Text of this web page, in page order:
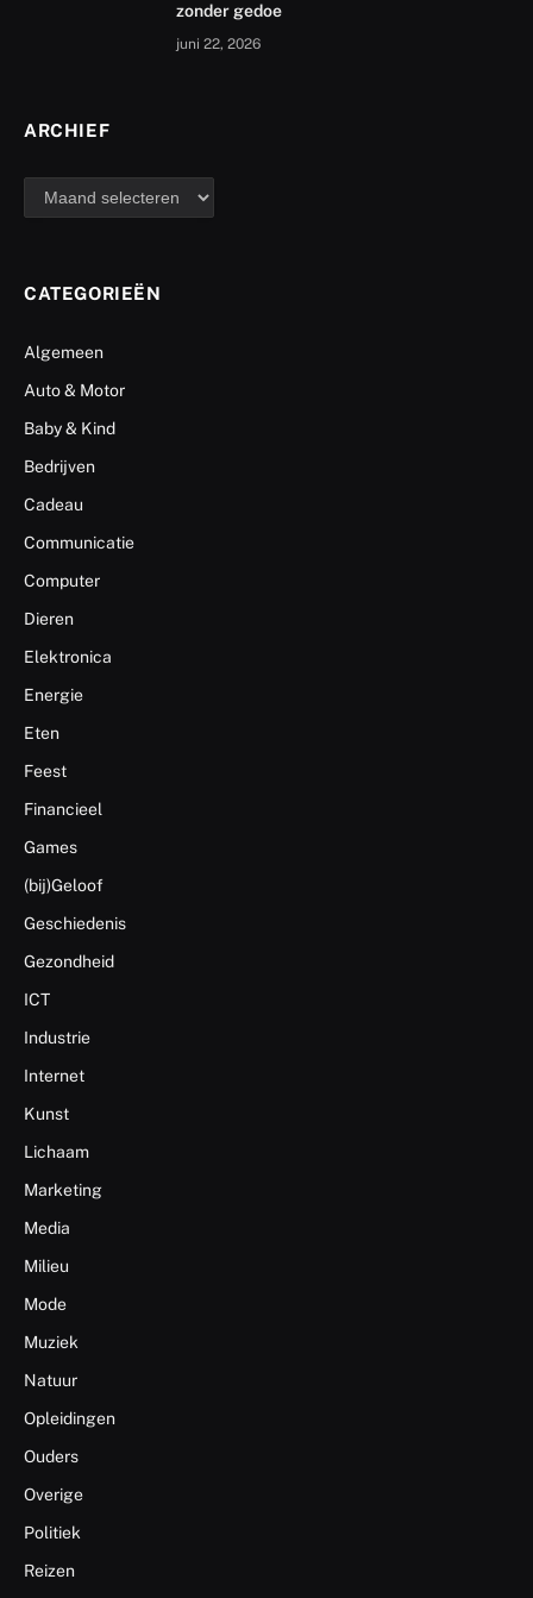
zonder gedoe
juni 22, 2026
ARCHIEF
archief
CATEGORIEËN
Algemeen
Auto & Motor
Baby & Kind
Bedrijven
Cadeau
Communicatie
Computer
Dieren
Elektronica
Energie
Eten
Feest
Financieel
Games
(bij)Geloof
Geschiedenis
Gezondheid
ICT
Industrie
Internet
Kunst
Lichaam
Marketing
Media
Milieu
Mode
Muziek
Natuur
Opleidingen
Ouders
Overige
Politiek
Reizen